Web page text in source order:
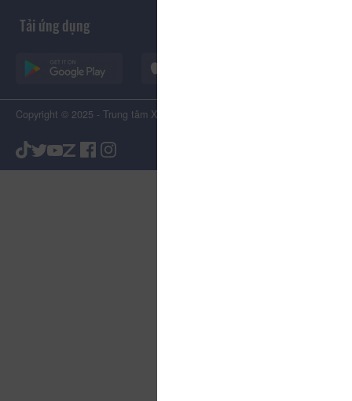
Tải ứng dụng
Copyright © 2025 - Trung tâm Xúc tiến Du lịch Tỉnh Lâm Đồng